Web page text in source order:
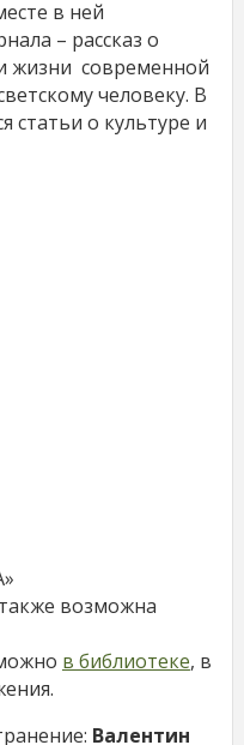
в ней
– рассказ о
жизни современной
человеку. В
статьи о культуре и
возможна
в библиотеке, в
Валентин